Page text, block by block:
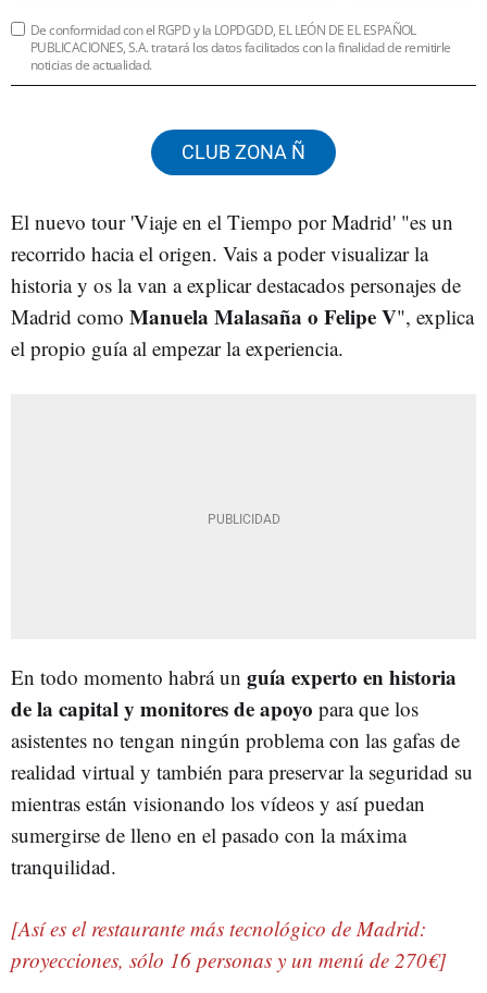
De conformidad con el RGPD y la LOPDGDD, EL LEÓN DE EL ESPAÑOL
PUBLICACIONES, S.A. tratará los datos facilitados con la finalidad de remitirle
noticias de actualidad.
CLUB ZONA Ñ
El nuevo tour 'Viaje en el Tiempo por Madrid' "es un
recorrido hacia el origen. Vais a poder visualizar la
historia y os la van a explicar destacados personajes de
Madrid como Manuela Malasaña o Felipe V", explica
el propio guía al empezar la experiencia.
En todo momento habrá un guía experto en historia
de la capital y monitores de apoyo para que los
asistentes no tengan ningún problema con las gafas de
realidad virtual y también para preservar la seguridad su
mientras están visionando los vídeos y así puedan
sumergirse de lleno en el pasado con la máxima
tranquilidad.
[Así es el restaurante más tecnológico de Madrid:
proyecciones, sólo 16 personas y un menú de 270€]